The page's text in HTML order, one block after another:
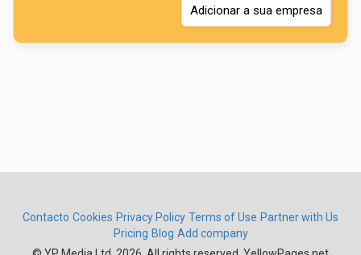
Adicionar a sua empresa
Contacto Cookies Privacy Policy Terms of Use Partner with Us
Pricing Blog Add company